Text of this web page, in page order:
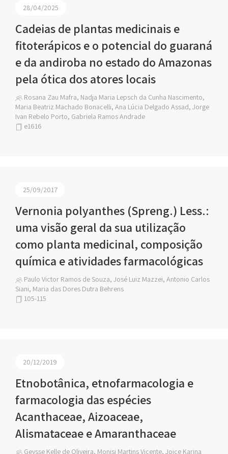
28/04/2025
Cadeias de plantas medicinais e
fitoterápicos e o potencial do guaraná
e da andiroba no estado do Amazonas
pela ótica dos atores locais
Rosana Zau Mafra, Nadja Maria Lepsch da Cunha Nascimento,
Maria Beatriz Machado Bonacelli, Ana Lúcia Delgado Assad, Jorge
Ivan Rebelo Porto, Gabriela Ramos Andrade
e1616
25/09/2017
Vernonia polyanthes (Spreng.) Less.:
uma visão geral da sua utilização
como planta medicinal, composição
química e atividades farmacológicas
Paulo Victor Ramos de Souza, José Luiz Mazzei, Antonio Carlos
Siani, Maria das Dores Dutra Behrens
105-115
20/12/2019
Etnobotânica, etnofarmacologia e
farmacologia das espécies
Acanthaceae, Aizoaceae,
Alismataceae e Amaranthaceae
Geysse Kelle de Oliveira, Monisi Martins Vicente, Joice Karina